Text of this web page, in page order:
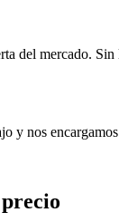
del mercado. Sin
y nos